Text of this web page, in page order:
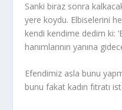
Sanki biraz sonra
yere koydu. Elbiselerini
kendi kendime dedim ki:
hanımlarının yanına
Efendimiz asla bunu
bunu fakat kadın fıtratı